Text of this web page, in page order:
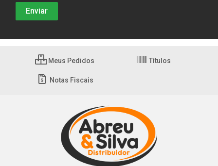
Meus Pedidos Títulos
Notas Fiscais